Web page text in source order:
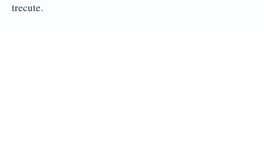
trecute.